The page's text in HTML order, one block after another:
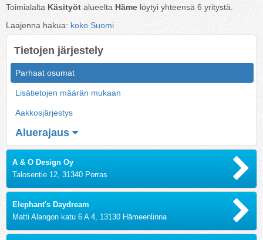
Toimialalta Käsityöt alueelta Häme löytyi yhteensä 6 yritystä.
Laajenna hakua: koko Suomi
Tietojen järjestely
Parhaat osumat
Lisätietojen määrän mukaan
Aakkosjärjestys
Aluerajaus
A & O Design Oy
Talosentie 12, 31340 Porras
Elephant's Daydream
Matti Alangon katu 6 A 4, 13130 Hämeenlinna